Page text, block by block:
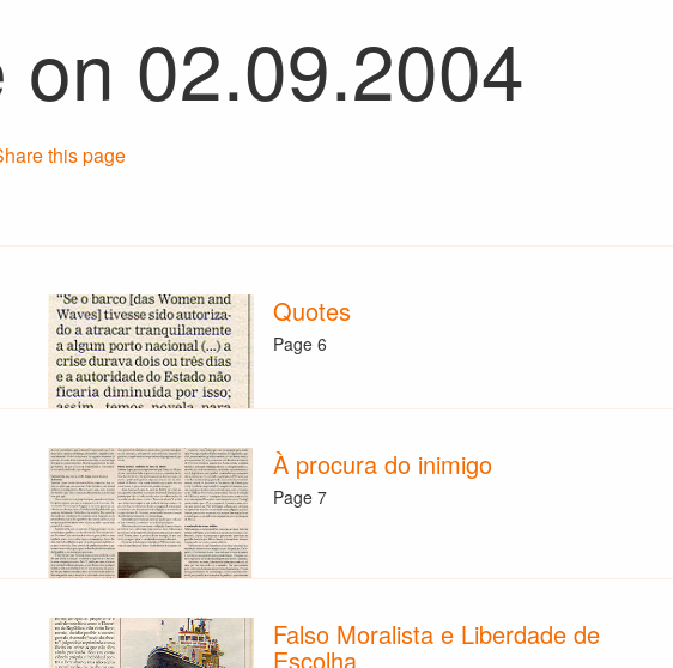
02.09.2004
this page
Quotes
Page 6
À procura do inimigo
Page 7
Falso Moralista e Liberdade de
Escolha